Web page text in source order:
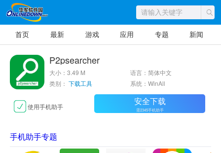
首页 最新 游戏 应用 专题 新闻
P2psearcher
大小：3.49 M
语言：简体中文
类别： 下载工具 系统：WinAll
使用手机助手 安全下载
需2345手机助手
手机助手专题